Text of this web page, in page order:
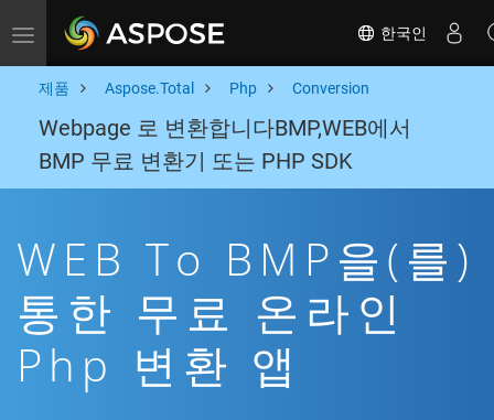
Toggle navigation 한국인
제품 Aspose.Total Php Conversion
Webpage 로 변환합니다BMP,WEB에서
BMP 무료 변환기 또는 PHP SDK
WEB To BMP을(를)
통한 무료 온라인
Php 변환 앱